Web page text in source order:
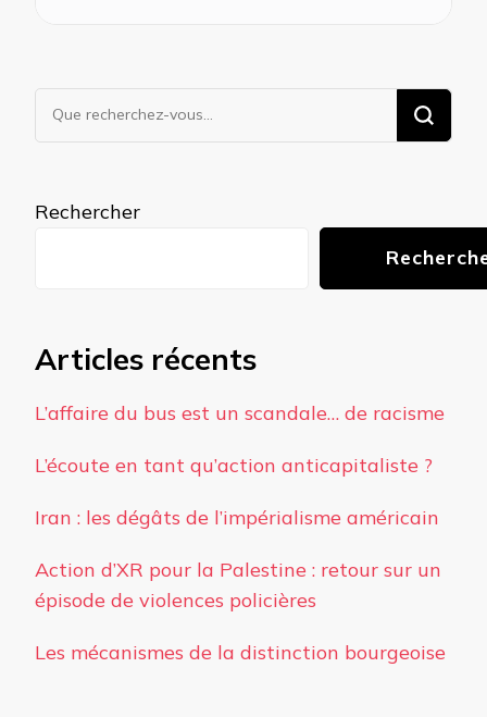
Rechercher
Articles récents
L’affaire du bus est un scandale… de racisme
L’écoute en tant qu’action anticapitaliste ?
Iran : les dégâts de l’impérialisme américain
Action d’XR pour la Palestine : retour sur un
épisode de violences policières
Les mécanismes de la distinction bourgeoise